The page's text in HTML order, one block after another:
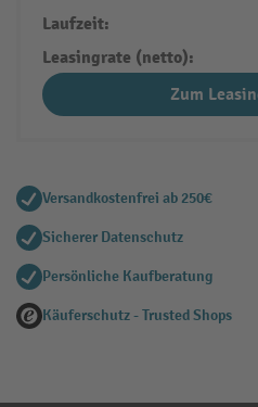
Laufzeit:
Leasingrate (netto):
Zum
Versandkostenfrei ab 250€
Sicherer Datenschutz
Persönliche Kaufberatung
Käuferschutz - Trusted Shops